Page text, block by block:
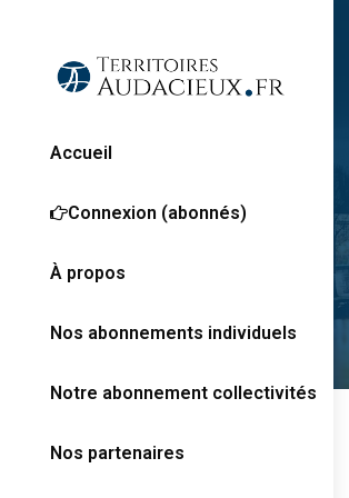
Accueil
Connexion (abonnés)
À propos
Nos abonnements individuels
Notre abonnement collectivités
Nos partenaires